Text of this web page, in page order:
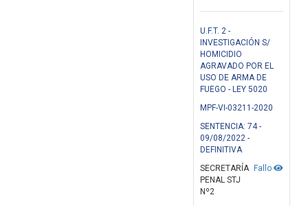
U.F.T. 2 -
INVESTIGACIÓN S/
HOMICIDIO
AGRAVADO POR EL
USO DE ARMA DE
FUEGO - LEY 5020
MPF-VI-03211-2020
SENTENCIA: 74 -
09/08/2022 -
DEFINITIVA
Fallo
SECRETARÍA
PENAL STJ
Nº2